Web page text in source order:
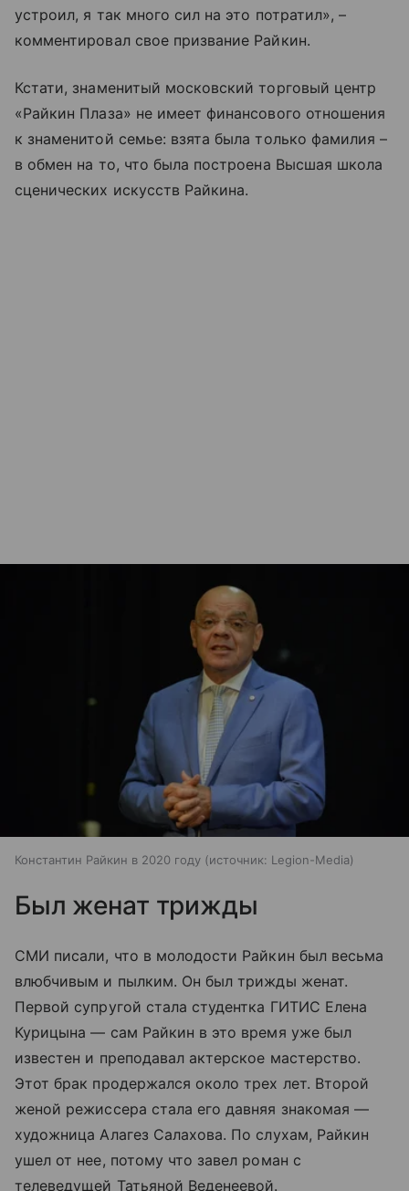
устроил, я так много сил на это потратил», –
комментировал свое призвание Райкин.
Кстати, знаменитый московский торговый центр
«Райкин Плаза» не имеет финансового отношения
к знаменитой семье: взята была только фамилия –
в обмен на то, что была построена Высшая школа
сценических искусств Райкина.
Константин Райкин в 2020 году источник: Legion-Media
Был женат трижды
СМИ писали, что в молодости Райкин был весьма
влюбчивым и пылким. Он был трижды женат.
Первой супругой стала студентка ГИТИС Елена
Курицына — сам Райкин в это время уже был
известен и преподавал актерское мастерство.
Этот брак продержался около трех лет. Второй
женой режиссера стала его давняя знакомая —
художница Алагез Салахова. По слухам, Райкин
ушел от нее, потому что завел роман с
телеведущей Татьяной Веденеевой.